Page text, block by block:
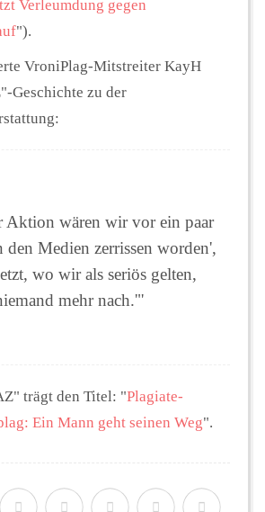
Verleumdung gegen
").
VroniPlag-Mitstreiter KayH
Geschichte zu der
Aktion wären wir vor ein paar
Medien zerrissen worden',
wo wir als seriös gelten,
mehr nach.'"
trägt den Titel: "Plagiate-
Ein Mann geht seinen Weg".